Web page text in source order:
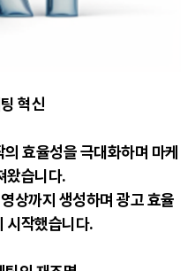
혁신
효율성을 극대화하며 마케
왔습니다.
상까지 생성하며 광고 효율
시작했습니다.